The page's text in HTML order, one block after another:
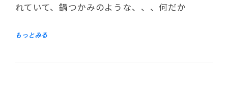
れていて、鍋つかみのような、、、何だか